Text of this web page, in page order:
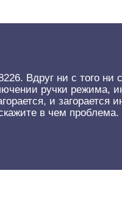
Вдруг ни с того
ручки режима,
и
в чем